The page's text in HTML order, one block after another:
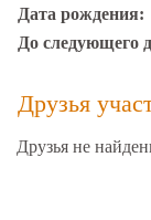
Дата рождения:
До следующего
Друзья
Друзья не